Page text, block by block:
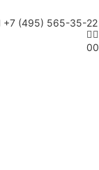
+7 (495) 565-35-22
00